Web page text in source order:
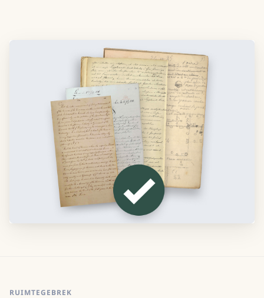
RUIMTEGEBREK